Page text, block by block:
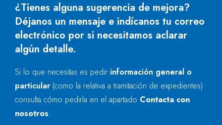
¿Tienes alguna sugerencia de mejora?
Déjanos un mensaje e indícanos tu correo
electrónico por si necesitamos aclarar
algún detalle.
Si lo que necesitas es pedir información general o
particular (como la relativa a tramitación de expedientes)
consulta cómo pedirla en el apartado Contacta con
nosotros.